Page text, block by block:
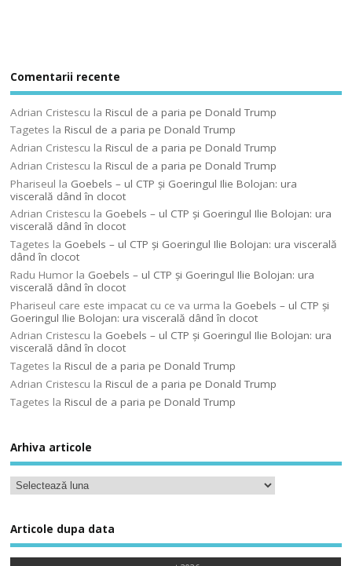
Comentarii recente
Adrian Cristescu laRiscul de a paria pe Donald Trump
Tagetes laRiscul de a paria pe Donald Trump
Adrian Cristescu laRiscul de a paria pe Donald Trump
Adrian Cristescu laRiscul de a paria pe Donald Trump
Phariseul la Goebels – ul CTP şi Goeringul Ilie Bolojan: ura
viscerală dând în clocot
Adrian Cristescu la Goebels – ul CTP şi Goeringul Ilie Bolojan: ura
viscerală dând în clocot
Tagetes la Goebels – ul CTP şi Goeringul Ilie Bolojan: ura viscerală
dând în clocot
Radu Humor la Goebels – ul CTP şi Goeringul Ilie Bolojan: ura
viscerală dând în clocot
Phariseul care este impacat cu ce va urma la Goebels – ul CTP şi
Goeringul Ilie Bolojan: ura viscerală dând în clocot
Adrian Cristescu la Goebels – ul CTP şi Goeringul Ilie Bolojan: ura
viscerală dând în clocot
Tagetes laRiscul de a paria pe Donald Trump
Adrian Cristescu laRiscul de a paria pe Donald Trump
Tagetes laRiscul de a paria pe Donald Trump
Arhiva articole
Articole dupa data